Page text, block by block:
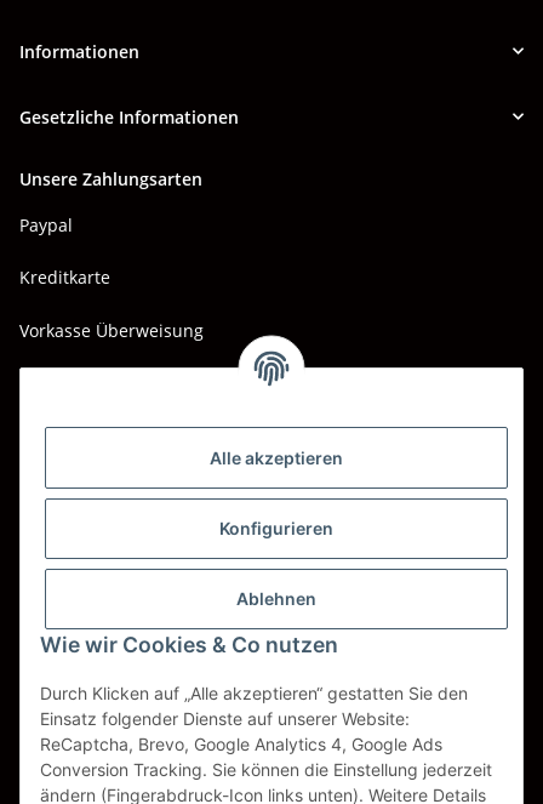
Alle akzeptieren
Konfigurieren
Ablehnen
Wie wir Cookies & Co nutzen
Durch Klicken auf „Alle akzeptieren“ gestatten Sie den
Einsatz folgender Dienste auf unserer Website:
ReCaptcha, Brevo, Google Analytics 4, Google Ads
Conversion Tracking. Sie können die Einstellung jederzeit
ändern (Fingerabdruck-Icon links unten). Weitere Details
Informationen
Gesetzliche Informationen
Unsere Zahlungsarten
Paypal
Kreditkarte
Vorkasse Überweisung
Wir versenden mit
Spedition BTG
Spedition Schenker
Vertrag widerrufen